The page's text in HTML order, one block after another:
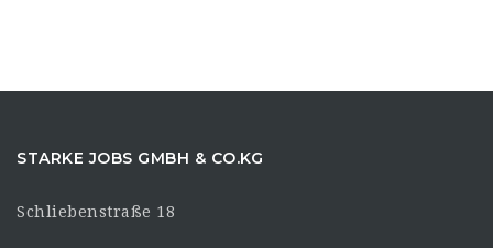
STARKE JOBS GMBH & CO.KG
Schliebenstraße 18